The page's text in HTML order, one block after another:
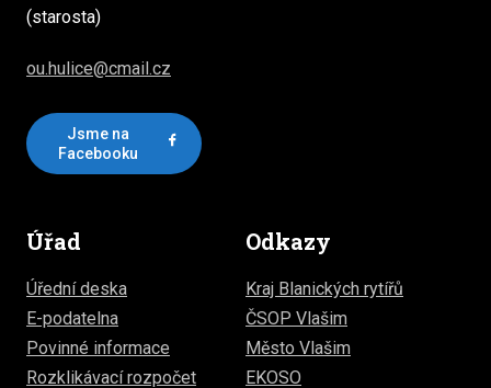
(starosta)
ou.hulice@cmail.cz
Jsme na
Facebooku
Úřad
Úřední deska
E-podatelna
Povinné informace
Rozklikávací rozpočet
Odkazy
Kraj Blanických rytířů
ČSOP Vlašim
Město Vlašim
EKOSO